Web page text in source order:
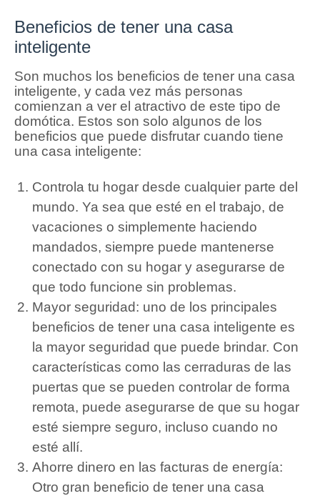
Beneficios de tener una casa
inteligente
Son muchos los beneficios de tener una casa
inteligente, y cada vez más personas
comienzan a ver el atractivo de este tipo de
domótica. Estos son solo algunos de los
beneficios que puede disfrutar cuando tiene
una casa inteligente:
Controla tu hogar desde cualquier parte del
mundo. Ya sea que esté en el trabajo, de
vacaciones o simplemente haciendo
mandados, siempre puede mantenerse
conectado con su hogar y asegurarse de
que todo funcione sin problemas.
Mayor seguridad: uno de los principales
beneficios de tener una casa inteligente es
la mayor seguridad que puede brindar. Con
características como las cerraduras de las
puertas que se pueden controlar de forma
remota, puede asegurarse de que su hogar
esté siempre seguro, incluso cuando no
esté allí.
Ahorre dinero en las facturas de energía:
Otro gran beneficio de tener una casa